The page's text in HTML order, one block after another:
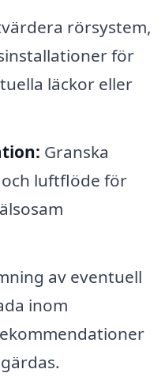
rörsystem,
för
läckor eller
Granska
luftflöde för
av eventuell
inom